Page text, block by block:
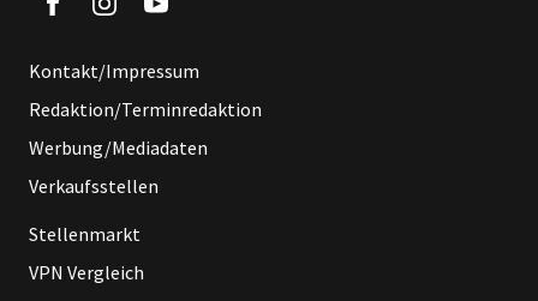
Kontakt/Impressum
Redaktion/Terminredaktion
Werbung/Mediadaten
Verkaufsstellen
Stellenmarkt
VPN Vergleich